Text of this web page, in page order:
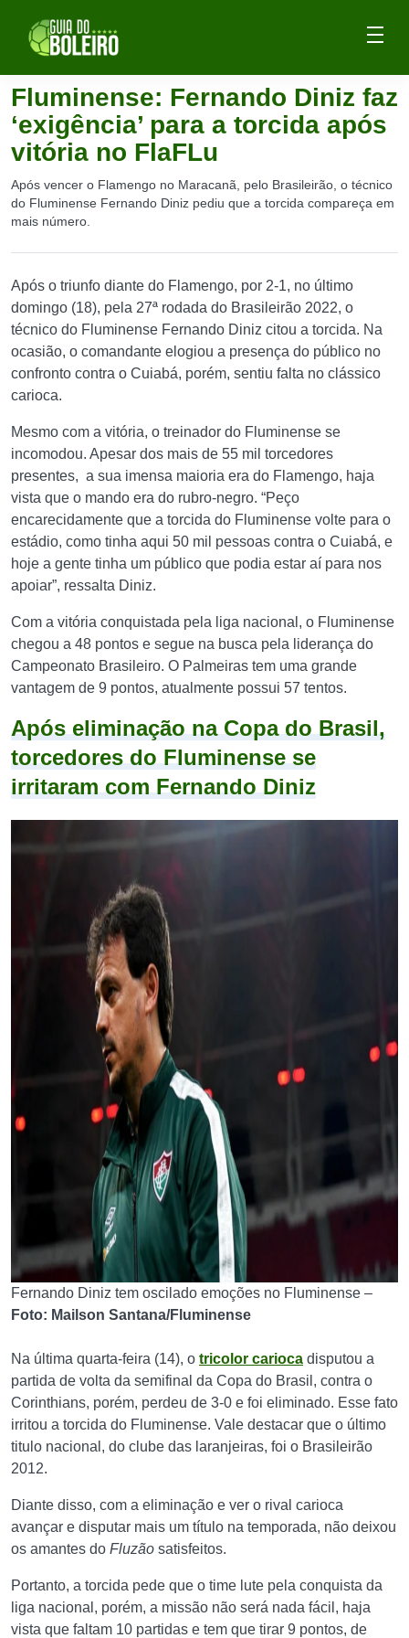
Fluminense: Fernando Diniz faz
‘exigência’ para a torcida após
vitória no FlaFLu
Após vencer o Flamengo no Maracanã, pelo Brasileirão, o técnico
do Fluminense Fernando Diniz pediu que a torcida compareça em
mais número.
Após o triunfo diante do Flamengo, por 2-1, no último
domingo (18), pela 27ª rodada do Brasileirão 2022, o
técnico do Fluminense Fernando Diniz citou a torcida. Na
ocasião, o comandante elogiou a presença do público no
confronto contra o Cuiabá, porém, sentiu falta no clássico
carioca.
Mesmo com a vitória, o treinador do Fluminense se
incomodou. Apesar dos mais de 55 mil torcedores
presentes, a sua imensa maioria era do Flamengo, haja
vista que o mando era do rubro-negro. “Peço
encarecidamente que a torcida do Fluminense volte para o
estádio, como tinha aqui 50 mil pessoas contra o Cuiabá, e
hoje a gente tinha um público que podia estar aí para nos
apoiar”, ressalta Diniz.
Com a vitória conquistada pela liga nacional, o Fluminense
chegou a 48 pontos e segue na busca pela liderança do
Campeonato Brasileiro. O Palmeiras tem uma grande
vantagem de 9 pontos, atualmente possui 57 tentos.
Após eliminação na Copa do Brasil,
torcedores do Fluminense se
irritaram com Fernando Diniz
Fernando Diniz tem oscilado emoções no Fluminense –
Foto: Mailson Santana/Fluminense
Na última quarta-feira (14), o tricolor carioca disputou a
partida de volta da semifinal da Copa do Brasil, contra o
Corinthians, porém, perdeu de 3-0 e foi eliminado. Esse fato
irritou a torcida do Fluminense. Vale destacar que o último
titulo nacional, do clube das laranjeiras, foi o Brasileirão
2012.
Diante disso, com a eliminação e ver o rival carioca
avançar e disputar mais um título na temporada, não deixou
os amantes do Fluzão satisfeitos.
Portanto, a torcida pede que o time lute pela conquista da
liga nacional, porém, a missão não será nada fácil, haja
vista que faltam 10 partidas e tem que tirar 9 pontos, de